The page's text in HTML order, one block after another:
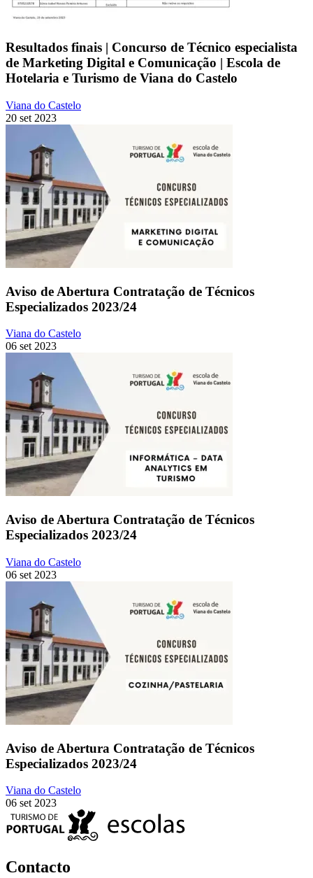
Resultados finais | Concurso de Técnico especialista
de Marketing Digital e Comunicação | Escola de
Hotelaria e Turismo de Viana do Castelo
Viana do Castelo
20 set 2023
Aviso de Abertura Contratação de Técnicos
Especializados 2023/24
Viana do Castelo
06 set 2023
Aviso de Abertura Contratação de Técnicos
Especializados 2023/24
Viana do Castelo
06 set 2023
Aviso de Abertura Contratação de Técnicos
Especializados 2023/24
Viana do Castelo
06 set 2023
Contacto